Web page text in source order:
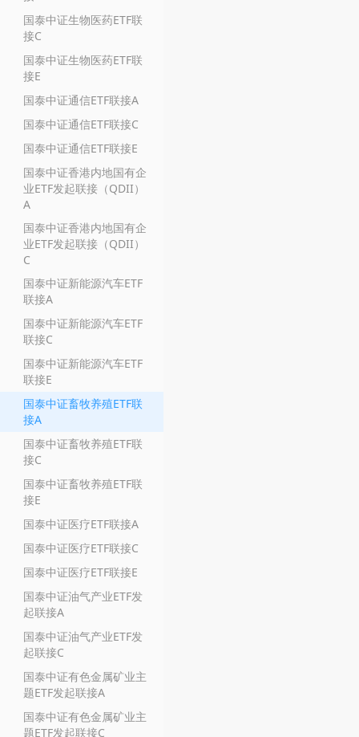
国泰中证生物医药ETF联
接C
国泰中证生物医药ETF联
接E
国泰中证通信ETF联接A
国泰中证通信ETF联接C
国泰中证通信ETF联接E
国泰中证香港内地国有企
业ETF发起联接（QDII）
A
国泰中证香港内地国有企
业ETF发起联接（QDII）
C
国泰中证新能源汽车ETF
联接A
国泰中证新能源汽车ETF
联接C
国泰中证新能源汽车ETF
联接E
国泰中证畜牧养殖ETF联
接A
国泰中证畜牧养殖ETF联
接C
国泰中证畜牧养殖ETF联
接E
国泰中证医疗ETF联接A
国泰中证医疗ETF联接C
国泰中证医疗ETF联接E
国泰中证油气产业ETF发
起联接A
国泰中证油气产业ETF发
起联接C
国泰中证有色金属矿业主
题ETF发起联接A
国泰中证有色金属矿业主
题ETF发起联接C